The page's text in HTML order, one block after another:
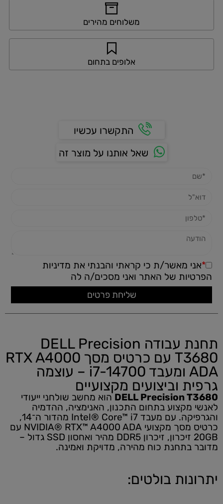
משלוחים מהירים
אלופים בתחום
התקשרו עכשיו
שאל אותנו על מוצר זה
*אני מאשר/ת כי קראתי והבנתי את מדיניות
הפרטיות של האתר ואני מסכים/ה לה
תחנת עבודה DELL Precision
T3680 עם כרטיס מסך RTX A4000
ADA ומעבד i7-14700 – עוצמה
גרפית וביצועים מקצועיים
DELL Precision T3680הוא מחשב שולחני ייעודי
לאנשי מקצוע בתחום התכנון, האנימציה, ההדמיה
והגרפיקה. עם מעבד Intel® Core™ i7 מהדור ה־14,
כרטיס מסך מקצועי NVIDIA® RTX™ A4000 ADA עם
20GB זיכרון, זיכרון DDR5 מהיר ואחסון SSD גדול –
מדובר בתחנת כוח מהירה, מדויקת ואמינה.
יתרונות בולטים: